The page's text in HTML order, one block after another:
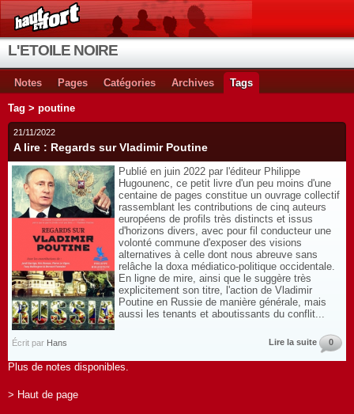
L'ETOILE NOIRE
Notes Pages Catégories Archives Tags
Tag > poutine
21/11/2022
A lire : Regards sur Vladimir Poutine
Publié en juin 2022 par l'éditeur Philippe
Hugounenc, ce petit livre d'un peu moins d'une
centaine de pages constitue un ouvrage collectif
rassemblant les contributions de cinq auteurs
européens de profils très distincts et issus
d'horizons divers, avec pour fil conducteur une
volonté commune d'exposer des visions
alternatives à celle dont nous abreuve sans
relâche la doxa médiatico-politique occidentale.
En ligne de mire, ainsi que le suggère très
explicitement son titre, l'action de Vladimir
Poutine en Russie de manière générale, mais
aussi les tenants et aboutissants du conflit...
Écrit par Hans Lire la suite 0
Plus de notes disponibles.
> Haut de page